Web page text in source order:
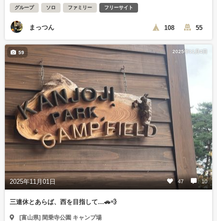
グループ ソロ ファミリー フリーサイト
まっつん 108 55
2025年11月4日
2025年11月01日 47 10
59
三連休とあらば、西を目指して…🚗💨
[富山県] 閑乗寺公園 キャンプ場